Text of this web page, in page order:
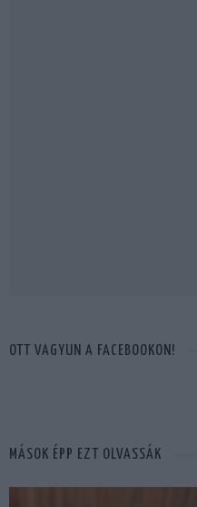
OTT VAGYUN A FACEBOOKON!
MÁSOK ÉPP EZT OLVASSÁK